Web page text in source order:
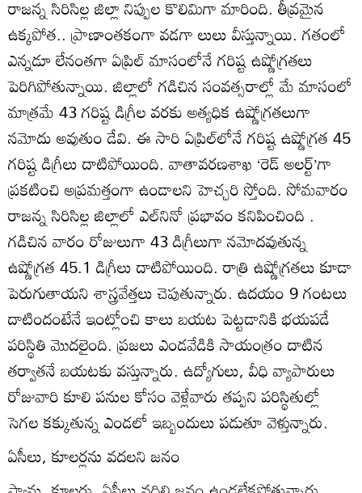
రాజన్న సిరిసిల్ల జిల్లా నిప్పుల కొలిమిగా మారింది. తీవ్రమైన
ఉక్కపోత.. ప్రాణాంతకంగా వడగా లులు వీస్తున్నాయి. గతంలో
ఎన్నడూ లేనంతగా ఏప్రిల్‌ మాసంలోనే గరిష్ట ఉష్ణోగ్రతలు
పెరిగిపోతున్నాయి. జిల్లాలో గడిచిన సంవత్సరాల్లో మే మాసంలో
మాత్రమే 43 గరిష్ట డిగ్రీల వరకు అత్యధిక ఉష్ణోగ్రతలుగా
నమోదు అవుతుం డేవి. ఈ సారి ఏప్రిల్‌లోనే గరిష్ట ఉష్ణోగ్రత 45
గరిష్ట డిగ్రీలు దాటిపోయింది. వాతావరణశాఖ ‘రెడ్‌ అలర్ట్‌’గా
ప్రకటించి అప్రమత్తంగా ఉండాలని హెచ్చరి స్తోంది. సోమవారం
రాజన్న సిరిసిల్ల జిల్లాలో ఎల్‌నినో ప్రభావం కనిపించింది .
గడిచిన వారం రోజులుగా 43 డిగ్రీలుగా నమోదవుతున్న
ఉష్ణోగ్రత 45.1 డిగ్రీలు దాటిపోయింది. రాత్రి ఉష్ణోగ్రతలు కూడా
పెరుగుతాయని శాస్త్రవేత్తలు చెపుతున్నారు. ఉదయం 9 గంటలు
దాటిందంటేనే ఇంట్లోంచి కాలు బయట పెట్టడానికి భయపడే
పరిస్థితి మొదలైంది. ప్రజలు ఎండవేడికి సాయంత్రం దాటిన
తర్వాతనే బయటకు వస్తున్నారు. ఉద్యోగులు, వీధి వ్యాపారులు
రోజువారి కూలి పనుల కోసం వెళ్లేవారు తప్పని పరిస్థితుల్లో
సెగల కక్కుతున్న ఎండలో ఇబ్బందులు పడుతూ వెళ్తున్నారు.
ఏసీలు, కూలర్లను వదలని జనం